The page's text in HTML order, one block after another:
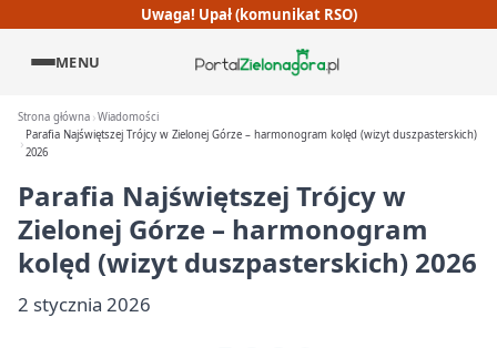
Uwaga! Upał (komunikat RSO)
MENU
Strona główna Wiadomości
Parafia Najświętszej Trójcy w Zielonej Górze – harmonogram kolęd (wizyt duszpasterskich)
2026
Parafia Najświętszej Trójcy w
Zielonej Górze – harmonogram
kolęd (wizyt duszpasterskich) 2026
2 stycznia 2026